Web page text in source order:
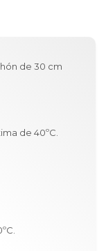
de 30 cm
de 40ºC.